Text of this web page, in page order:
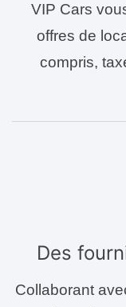
VIP Cars
offres de
compris,
Des
Collaborant